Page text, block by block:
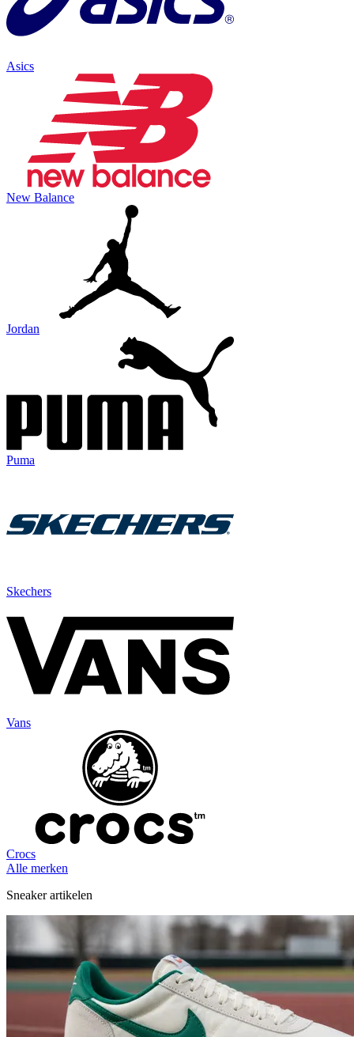
Asics
New Balance
Jordan
Puma
Skechers
Vans
Crocs
Alle merken
Sneaker artikelen